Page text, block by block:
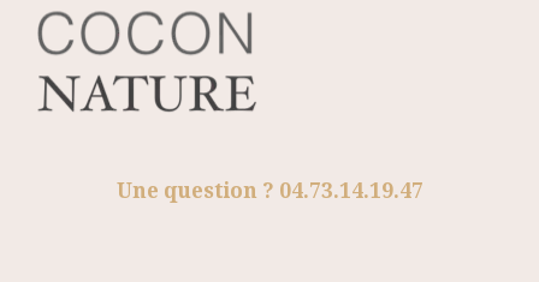
Une question ? 04.73.14.19.47